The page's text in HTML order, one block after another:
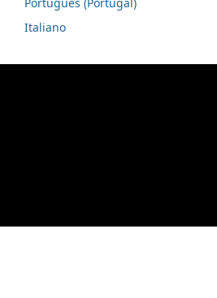
Português (Portugal)
Italiano